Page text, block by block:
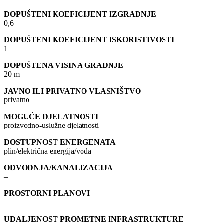
DOPUŠTENI KOEFICIJENT IZGRADNJE
0,6
DOPUŠTENI KOEFICIJENT ISKORISTIVOSTI
1
DOPUŠTENA VISINA GRADNJE
20 m
JAVNO ILI PRIVATNO VLASNIŠTVO
privatno
MOGUĆE DJELATNOSTI
proizvodno-uslužne djelatnosti
DOSTUPNOST ENERGENATA
plin/električna energija/voda
ODVODNJA/KANALIZACIJA
–
PROSTORNI PLANOVI
–
UDALJENOST PROMETNE INFRASTRUKTURE